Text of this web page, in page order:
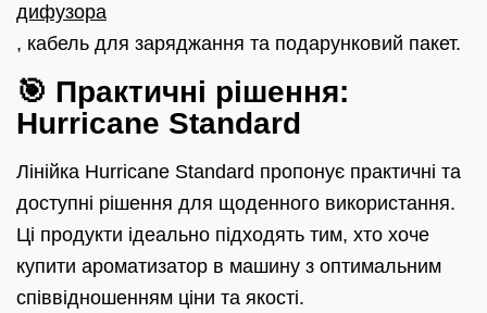
дифузора
, кабель для заряджання та подарунковий пакет.
🎯 Практичні рішення:
Hurricane Standard
Лінійка Hurricane Standard пропонує практичні та
доступні рішення для щоденного використання.
Ці продукти ідеально підходять тим, хто хоче
купити ароматизатор в машину з оптимальним
співвідношенням ціни та якості.